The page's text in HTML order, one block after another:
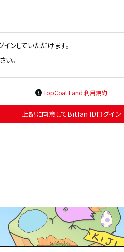
ンしていただけます。
い。
TopCoat Land 利用規約
上記に同意してBitfan IDログイン